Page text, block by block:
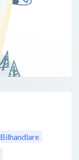
Bilhandlare